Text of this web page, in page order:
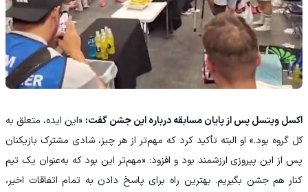
اکسل ویتسل پس از پایان مسابقه درباره این جشن گفت: «این ایده، متعلق به
کل گروه بود.» او البته تأکید کرد که مهم‌تر از هر چیز، شادی مشترک بازیکنان
پس از این پیروزی ارزشمند بود و افزود: «مهم‌تر این بود که به‌عنوان یک تیم
کنار هم جشن بگیریم. بهترین راه برای پاسخ دادن به تمام اتفاقات اخیر،